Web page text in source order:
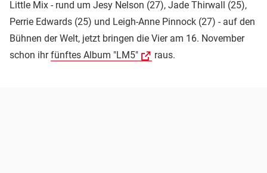
Little Mix - rund um Jesy Nelson (27), Jade Thirwall (25),
Perrie Edwards (25) und Leigh-Anne Pinnock (27) - auf den
Bühnen der Welt, jetzt bringen die Vier am 16. November
schon ihrfünftes Album "LM5" raus.